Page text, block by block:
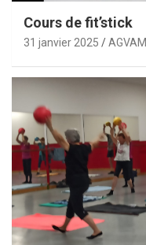
Cours de fit’stick
31 janvier 2025 AGVAM